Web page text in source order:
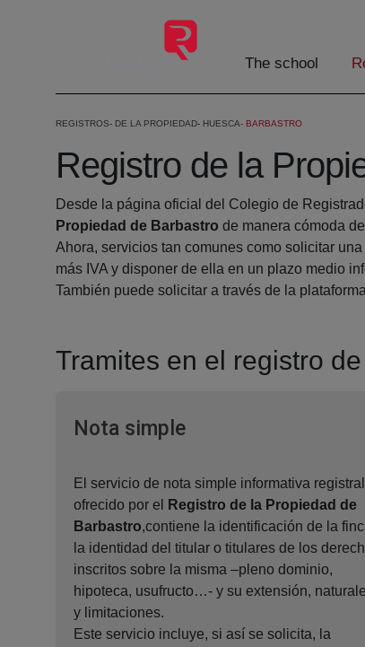
The school
REGISTROS DE LA PROPIEDAD HUESCA BARBASTRO
Registro de la
Desde la página oficial del Colegio de
Propiedad de Barbastro de manera cómoda
Ahora, servicios tan comunes como solicitar una
más IVA y disponer de ella en un plazo medio
También puede solicitar a través de la
Tramites en el registro
Nota simpleVentana nueva
El servicio de nota simple informativa
ofrecido por el
Registro de la Propiedad de
Barbastro,contiene la identificación de la
la identidad del titular o titulares de los
inscritos sobre la misma –pleno dominio,
hipoteca, usufructo…- y su extensión,
y limitaciones.
Este servicio incluye, si así se solicita, la